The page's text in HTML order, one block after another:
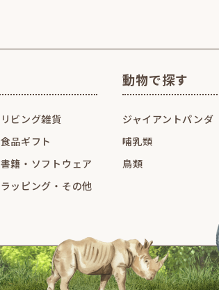
リビング雑貨
食品ギフト
書籍・ソフトウェア
ラッピング・その他
動物で探す
ジャイアントパンダ
哺乳類
鳥類